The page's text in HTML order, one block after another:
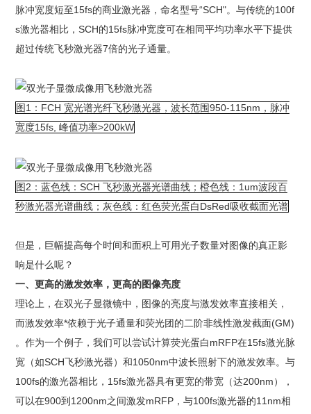
脉冲宽度短至15fs的商业激光器，命名型号“SCH"。与传统的100f
s激光器相比，SCH的15fs脉冲宽度可在相同平均功率水平下提供
超过传统飞秒激光器7倍的光子通量。
图1：FCH 宽光谱光纤飞秒激光器，波长范围950-115nm，脉冲
宽度15fs, 峰值功率>200kW
图2：蓝色线：SCH 飞秒激光器光谱曲线；橙色线：1um波段百
秒激光器光谱曲线；灰色线：红色荧光蛋白DsRed吸收截面光谱
但是，巨幅提高每个时间和面积上可用光子数量对图像的真正影
响是什么呢？
一、更高的激发效率，更高的图像亮度
理论上，在双光子显微镜中，图像的亮度与激发效率直接相关，
而激发效率*依赖于光子通量和荧光团的二阶非线性激发截面(GM)
。作为一个例子，我们可以尝试计算荧光蛋白mRFP在15fs激光脉
宽（如SCH飞秒激光器）和1050nm中波长照射下的激发效率。与
100fs的激光器相比，15fs激光器具有更宽的带宽（达200nm），
可以在900到1200nm之间激发mRFP，与100fs激光器的11nm相